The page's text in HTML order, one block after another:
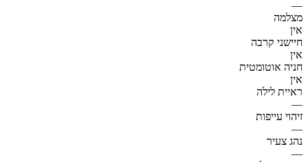
—
מצלמה
אין
חיישני קרבה
אין
חניה אוטומטית
אין
ראיית לילה
—
זיהוי עייפות
—
נהג צעיר
—